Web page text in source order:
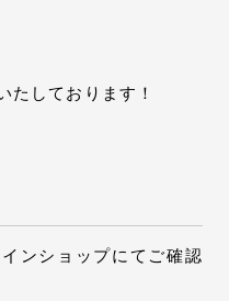
たしております！
ンショップにてご確認